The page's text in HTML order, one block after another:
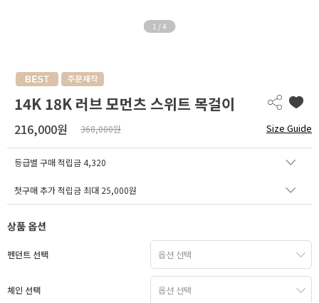
1 /4
14K 18K 러브 모먼츠 스위트 목걸이
216,000원 368,000원 Size Guide
등급별 구매 적립금4,320
첫구매 추가 적립금 최대 25,000원
상품 옵션
펜던트 선택
체인 선택